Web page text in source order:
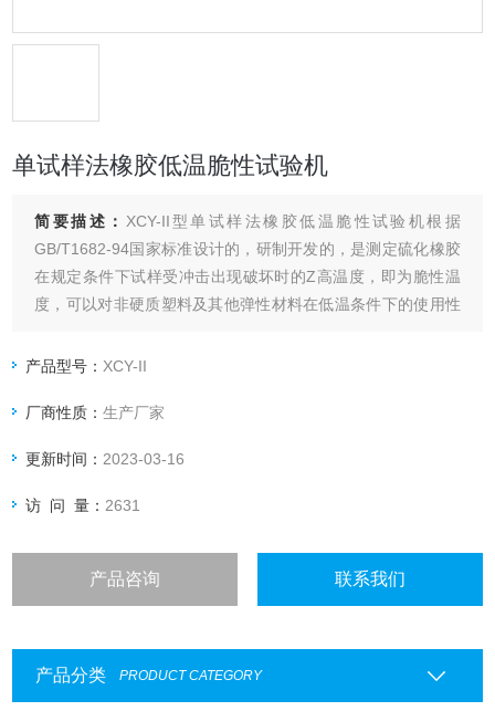
单试样法橡胶低温脆性试验机
简要描述： XCY-II型单试样法橡胶低温脆性试验机根据
GB/T1682-94国家标准设计的，研制开发的，是测定硫化橡胶
在规定条件下试样受冲击出现破坏时的Z高温度，即为脆性温
度，可以对非硬质塑料及其他弹性材料在低温条件下的使用性
胶的脆性温度和低温性能的优劣。因此无论在科学研究材料及
产品型号： XCY-II
厂商性质：生产厂家
更新时间： 2023-03-16
访 问 量： 2631
产品咨询 联系我们
产品分类 PRODUCT CATEGORY